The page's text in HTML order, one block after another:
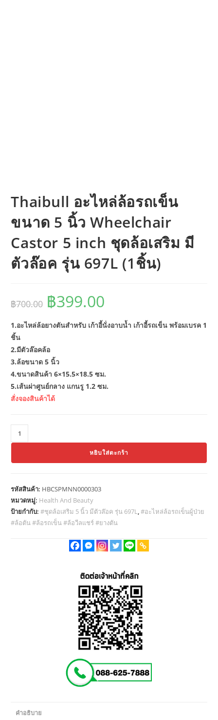
Thaibull อะไหล่ล้อรถเข็น
ขนาด 5 นิ้ว Wheelchair
Castor 5 inch ชุดล้อเสริม มี
ตัวล๊อค รุ่น 697L (1ชิ้น)
฿700.00
Original
price
was:
฿399.00
1.อะไหล่ล้อยางตันสำหรับ เก้าอี้นั่งอาบน้ำ เก้าอี้รถเข็น พร้อมเบรค 1
ชิ้น
2.มีตัวล๊อคล้อ
3.ล้อขนาด 5 นิ้ว
4.ขนาดสินค้า 6×15.5×18.5 ซม.
5.เส้นผ่าศูนย์กลาง แกนรู 1.2 ซม.
สั่งจองสินค้าได้
จำนวน
Thaibull
เข็น
ขนาด
5
นิ้ว
หยิบใส่ตะกร้า
รหัสสินค้า: HBCSPMNN0000303
หมวดหมู่: Health And Beauty
ป้ายกำกับ:#ชุดล้อเสริม 5 นิ้ว มีตัวล๊อค รุ่น 697L,#อะไหล่ล้อรถเข็นผู้ป่วย
#ล้อตัน #ล้อรถเข็น #ล้อวีลแชร์ #ยางตัน
คำอธิบาย